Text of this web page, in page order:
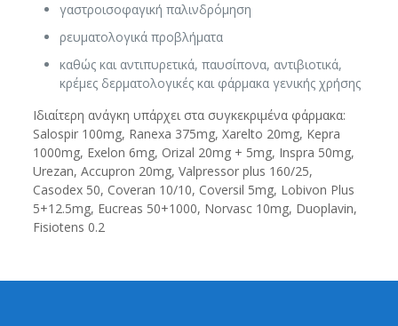
γαστροισοφαγική παλινδρόμηση
ρευματολογικά προβλήματα
καθώς και αντιπυρετικά, παυσίπονα, αντιβιοτικά,
κρέμες δερματολογικές και φάρμακα γενικής χρήσης
Ιδιαίτερη ανάγκη υπάρχει στα συγκεκριμένα φάρμακα:
Salospir 100mg, Ranexa 375mg, Xarelto 20mg, Kepra
1000mg, Exelon 6mg, Orizal 20mg + 5mg, Inspra 50mg,
Urezan, Accupron 20mg, Valpressor plus 160/25,
Casodex 50, Coveran 10/10, Coversil 5mg, Lobivon Plus
5+12.5mg, Eucreas 50+1000, Norvasc 10mg, Duoplavin,
Fisiotens 0.2